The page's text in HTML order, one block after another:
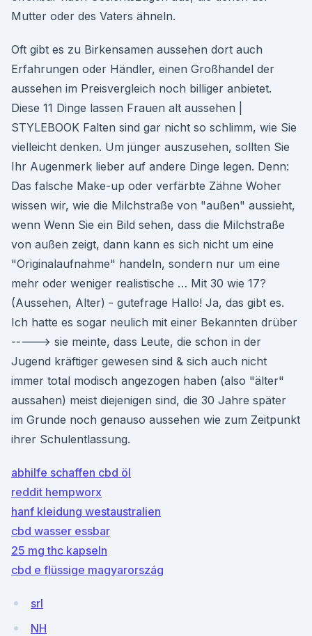
Mutter oder des Vaters ähneln.
Oft gibt es zu Birkensamen aussehen dort auch
Erfahrungen oder Händler, einen Großhandel der
aussehen im Preisvergleich noch billiger anbietet.
Diese 11 Dinge lassen Frauen alt aussehen |
STYLEBOOK Falten sind gar nicht so schlimm, wie Sie
vielleicht denken. Um jünger auszusehen, sollten Sie
Ihr Augenmerk lieber auf andere Dinge legen. Denn:
Das falsche Make-up oder verfärbte Zähne Woher
wissen wir, wie die Milchstraße von "außen" aussieht,
wenn Wenn Sie ein Bild sehen, dass die Milchstraße
von außen zeigt, dann kann es sich nicht um eine
"Originalaufnahme" handeln, sondern nur um eine
mehr oder weniger realistische … Mit 30 wie 17?
(Aussehen, Alter) - gutefrage Hallo! Ja, das gibt es.
Ich hatte es sogar neulich mit einer Bekannten drüber
-----> sie meinte, dass Leute, die schon in der
Jugend kräftiger gewesen sind & sich auch nicht
immer total modisch angezogen haben (also "älter"
aussahen) meist diejenigen sind, die 30 Jahre später
im Grunde noch genauso aussehen wie zum Zeitpunkt
ihrer Schulentlassung.
abhilfe schaffen cbd öl
reddit hempworx
hanf kleidung westaustralien
cbd wasser essbar
25 mg thc kapseln
cbd e flüssige magyarország
srl
NH